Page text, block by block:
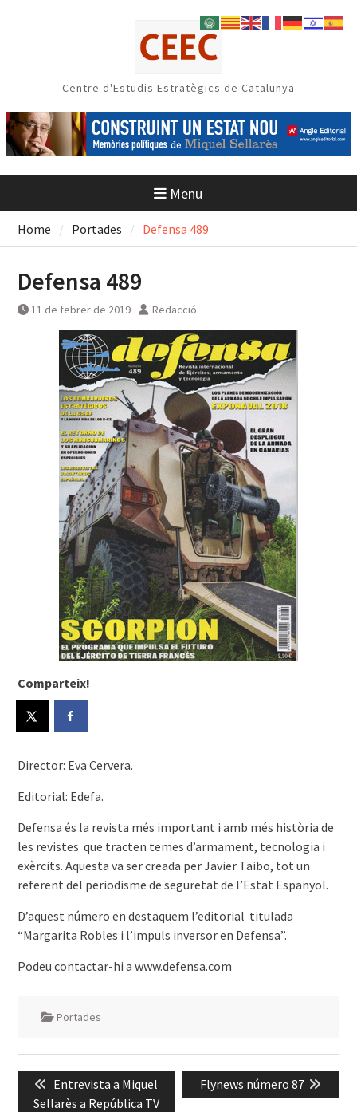
Centre d'Estudis Estratègics de Catalunya
Menu
Home Portades Defensa 489
Defensa 489
11 de febrer de 2019 Redacció
Comparteix!
Director: Eva Cervera.
Editorial: Edefa.
Defensa és la revista més important i amb més història de
les revistes que tracten temes d’armament, tecnologia i
exèrcits. Aquesta va ser creada per Javier Taibo, tot un
referent del periodisme de seguretat de l’Estat Espanyol.
D’aquest número en destaquem l’editorial titulada
“Margarita Robles i l’impuls inversor en Defensa”.
Podeu contactar-hi a www.defensa.com
Portades
d'entrades
Previous
post:
Entrevista a Miquel
Sellarès a República TV
Next
post:
Flynews número 87